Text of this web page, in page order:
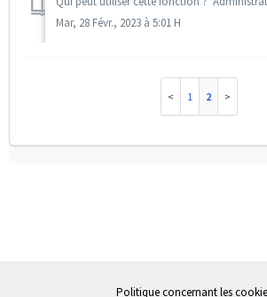
Mar, 28 Févr., 2023 à 5:01 H
1 2
Politique concernant les